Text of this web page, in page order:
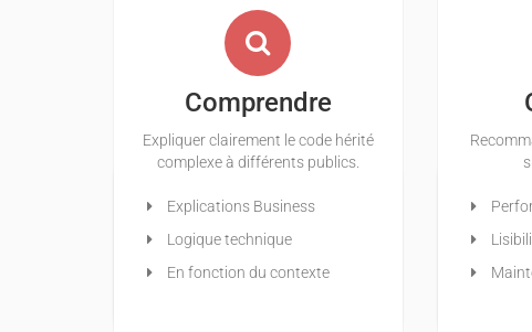
Comprendre
Expliquer clairement le code hérité
complexe à différents publics.
Explications Business
Logique technique
En fonction du contexte